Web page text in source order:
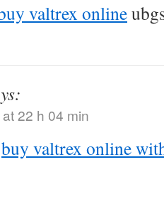
valtrex online
22 h 04 min
buy valtrex online